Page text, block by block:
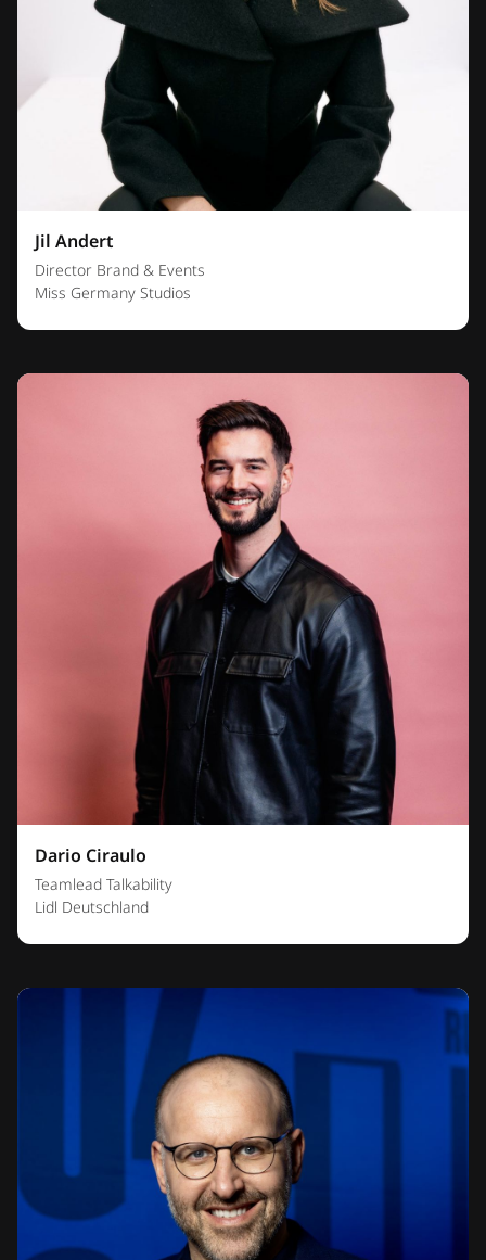
Jil Andert
Director Brand & Events
Miss Germany Studios
Dario Ciraulo
Teamlead Talkability
Lidl Deutschland